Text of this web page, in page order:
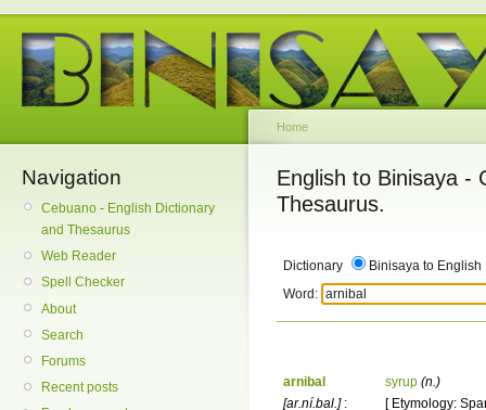
Navigation
Cebuano - English Dictionary
and Thesaurus
Web Reader
Spell Checker
About
Search
Forums
Recent posts
Home
English to Binisaya -
Thesaurus.
Dictionary
Binisaya to English
Word:
arnibal
[ar.ní.bal.]:
syrup (n.)
[ Etymology: